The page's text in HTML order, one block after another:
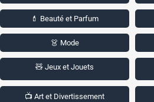
💄 Beauté et Parfum
👗 Mode
🧸 Jeux et Jouets
📺 Art et Divertissement